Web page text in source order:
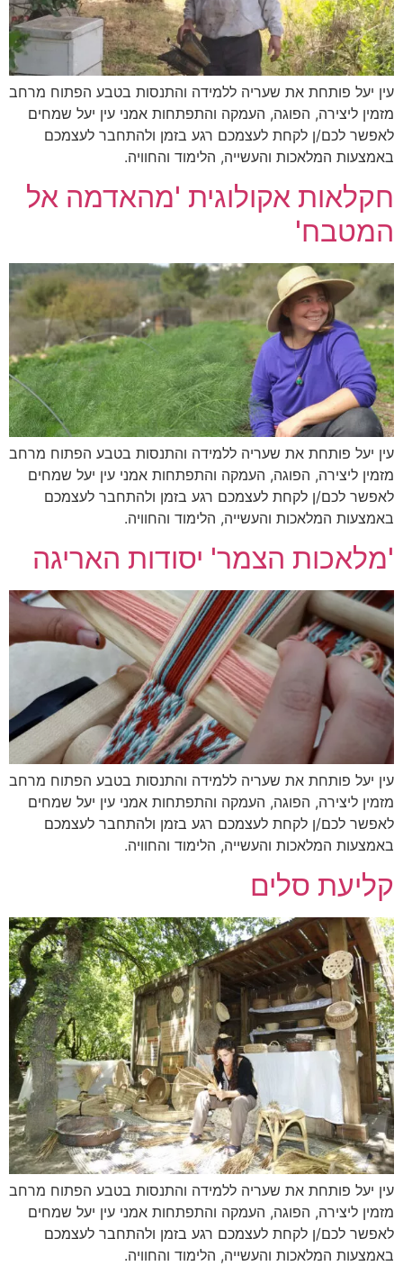
עין יעל פותחת את שעריה ללמידה והתנסות בטבע הפתוח מרחב
מזמין ליצירה, הפוגה, העמקה והתפתחות אמני עין יעל שמחים
לאפשר לכם/ן לקחת לעצמכם רגע בזמן ולהתחבר לעצמכם
באמצעות המלאכות והעשייה, הלימוד והחוויה.
חקלאות אקולוגית 'מהאדמה אל
המטבח'
עין יעל פותחת את שעריה ללמידה והתנסות בטבע הפתוח מרחב
מזמין ליצירה, הפוגה, העמקה והתפתחות אמני עין יעל שמחים
לאפשר לכם/ן לקחת לעצמכם רגע בזמן ולהתחבר לעצמכם
באמצעות המלאכות והעשייה, הלימוד והחוויה.
'מלאכות הצמר' יסודות האריגה
עין יעל פותחת את שעריה ללמידה והתנסות בטבע הפתוח מרחב
מזמין ליצירה, הפוגה, העמקה והתפתחות אמני עין יעל שמחים
לאפשר לכם/ן לקחת לעצמכם רגע בזמן ולהתחבר לעצמכם
באמצעות המלאכות והעשייה, הלימוד והחוויה.
קליעת סלים
עין יעל פותחת את שעריה ללמידה והתנסות בטבע הפתוח מרחב
מזמין ליצירה, הפוגה, העמקה והתפתחות אמני עין יעל שמחים
לאפשר לכם/ן לקחת לעצמכם רגע בזמן ולהתחבר לעצמכם
באמצעות המלאכות והעשייה, הלימוד והחוויה.